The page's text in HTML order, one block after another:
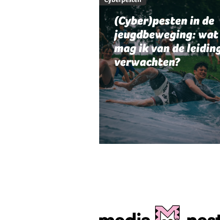
(Cyber)pesten in de
jeugdbeweging: wat
mag ik van de
verwachten?